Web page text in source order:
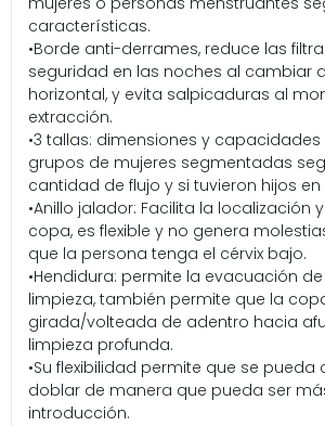
características.
•Borde anti-derrames, reduce las
seguridad en las noches al cambiar
horizontal, y evita salpicaduras al
extracción.
•3 tallas: dimensiones y
grupos de mujeres segmentadas
cantidad de flujo y si tuvieron hijos
•Anillo jalador: Facilita la localización
copa, es flexible y no genera
que la persona tenga el cérvix bajo.
•Hendidura: permite la evacuación
limpieza, también permite que la
girada/volteada de adentro hacia
limpieza profunda.
•Su flexibilidad permite que se pueda
doblar de manera que pueda ser
introducción.